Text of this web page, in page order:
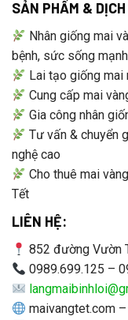
SẢN PHẨM &
Nhân giống mai
bệnh, sức sống mạnh
Lai tạo giống
Cung cấp mai
Gia công nhân
Tư vấn & chuyển
nghệ cao
Cho thuê mai
Tết
LIÊN HỆ:
852 đường Vườn
0989.699.125 –
maivangtet.com